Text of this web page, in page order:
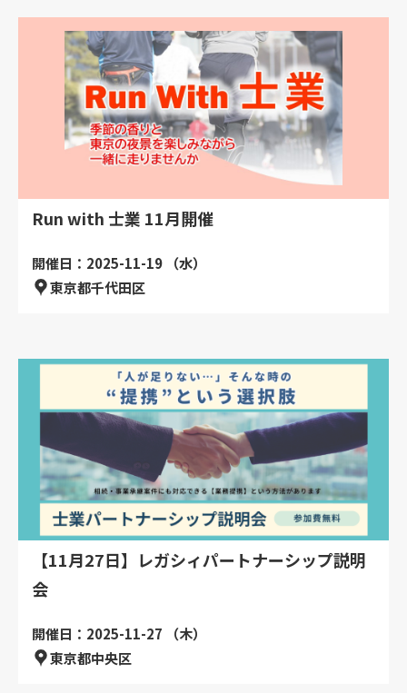
Run with 士業 11月開催
開催日：2025-11-19 （水）
東京都千代田区
【11月27日】レガシィパートナーシップ説明
会
開催日：2025-11-27 （木）
東京都中央区